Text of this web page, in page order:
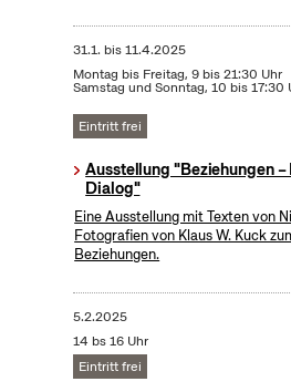
31.1. bis11.4.2025
Montag bis Freitag, 9 bis 21:30 Uhr
Samstag und Sonntag, 10 bis 17:30
Eintritt frei
Ausstellung "Beziehungen –
Dialog"
Eine Ausstellung mit Texten von
Fotografien von Klaus W. Kuck
Beziehungen.
5.2.2025
14 bs 16 Uhr
Eintritt frei